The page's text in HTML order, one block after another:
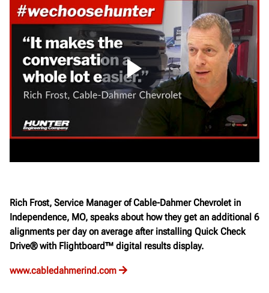
Rich Frost, Service Manager of Cable-Dahmer Chevrolet in
Independence, MO, speaks about how they get an additional 6
alignments per day on average after installing Quick Check
Drive® with Flightboard™ digital results display.
www.cabledahmerind.com